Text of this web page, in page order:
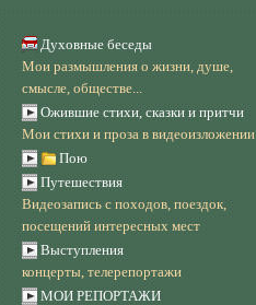
Духовные беседы
Мои размышления о жизни, душе,
смысле, обществе...
Ожившие стихи, сказки и притчи
Мои стихи и проза в видеоизложении
Пою
Путешествия
Видеозапись с походов, поездок,
посещений интересных мест
Выступления
концерты, телерепортажи
МОИ РЕПОРТАЖИ